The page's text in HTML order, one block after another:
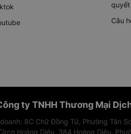
quyết
Câu
ty TNHH Thương Mại
8C Chữ Đồng Tử, Phường Tân
Hoàng Diệu, 384 Hoàng Diệu,